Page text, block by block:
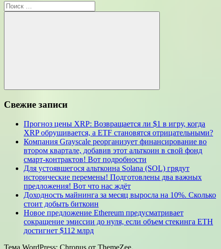
Поиск
для:
Поиск
Свежие записи
Прогноз цены XRP: Возвращается ли $1 в игру, когда
XRP обрушивается, а ETF становятся отрицательными?
Компания Grayscale реорганизует финансирование во
втором квартале, добавив этот альткоин в свой фонд
смарт-контрактов! Вот подробности
Для устоявшегося альткоина Solana (SOL) грядут
исторические перемены! Подготовлены два важных
предложения! Вот что нас ждёт
Доходность майнинга за месяц выросла на 10%. Сколько
стоит добыть биткоин
Новое предложение Ethereum предусматривает
сокращение эмиссии до нуля, если объем стекинга ETH
достигнет $112 млрд
Тема WordPress: Chronus от ThemeZee.